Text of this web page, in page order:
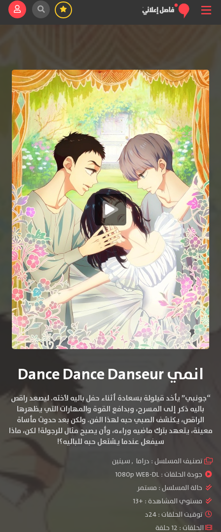
انمي Dance Dance Danseur
“جونبي” يأخد قيلولة بسعادة أثناء حفل باليه لأخته. ليصعد راقص
باليه ذكر إلى المسرح، وبدافع القوة والمهارات التي يظهرها
الراقص، يكتشف الصبي حبه لهذا الفن. ولكن بعد حدوث مأساة
معينة، يتعهد بترك ماضيه وراءه، وأن يصبح مثال للرجولة! لكن، ماذا
سيفعل عندما يشتعل حبه للباليه؟!
تصنيف المسلسل : دراما ,سينين
جودة الحلقات :1080p WEB-DL
حالة المسلسل : مستمر
مستوي المشاهدة : +13
توقيت الحلقات : 24د
الحلقات : 12 حلقة